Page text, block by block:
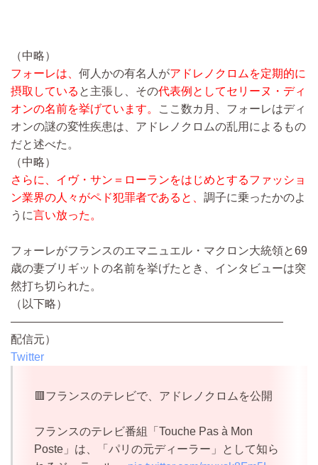
（中略）
フォーレは、 何人かの有名人がアドレノクロムを定期的に
摂取している と主張し、その代表例としてセリーヌ・ディ
オンの名前を挙げています。
ここ数カ月、フォーレはディ
オンの謎の変性疾患は、アドレノクロムの乱用によるもの
だと述べた。
（中略）
さらに、イヴ・サン＝ローランをはじめとするファッショ
ン業界の人々がペド犯罪者であると、 調子に乗ったかのよ
うに言い放った。
フォーレがフランスのエマニュエル・マクロン大統領と69
歳の妻ブリギットの名前を挙げたとき、インタビューは突
然打ち切られた。
（以下略）
————————————————————————
配信元）
Twitter
🟥フランスのテレビで、アドレノクロムを公開
フランスのテレビ番組「Touche Pas à Mon
Poste」は、「パリの元ディーラー」として知ら